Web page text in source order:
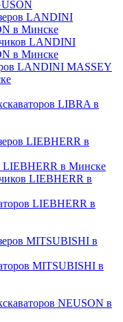
LANDINI
в Минске
LANDINI
в Минске
LANDINI MASSEY
LIBRA в
LIEBHERR в
LIEBHERR в Минске
LIEBHERR в
LIEBHERR в
MITSUBISHI в
MITSUBISHI в
NEUSON в